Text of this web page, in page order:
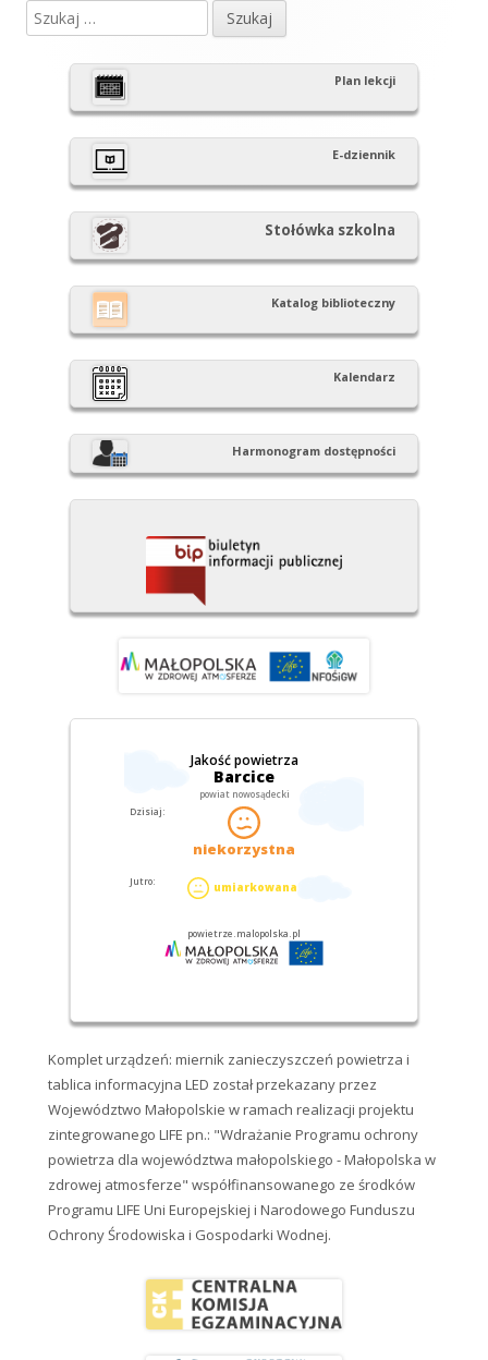
Główny
panel
boczny
Szukaj:
Plan lekcji
E-dziennik
Stołówka szkolna
Katalog biblioteczny
Kalendarz
Harmonogram dostępności
Komplet urządzeń: miernik zanieczyszczeń powietrza i
tablica informacyjna LED został przekazany przez
Województwo Małopolskie w ramach realizacji projektu
zintegrowanego LIFE pn.: "Wdrażanie Programu ochrony
powietrza dla województwa małopolskiego - Małopolska w
zdrowej atmosferze" współfinansowanego ze środków
Programu LIFE Uni Europejskiej i Narodowego Funduszu
Ochrony Środowiska i Gospodarki Wodnej.